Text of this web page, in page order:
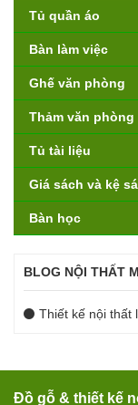
Tủ quần áo
Bàn làm việc
Ghế văn phòng
Thảm văn phòng
Tủ tài liệu
Giá sách và kệ
Bàn học
BLOG NỘI THẤT
Thiết kế nội thất
Đồ gỗ & thiết kế